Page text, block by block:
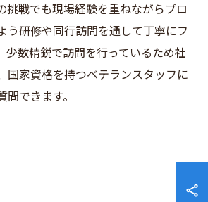
挑戦でも現場経験を重ねながらプロ
う研修や同行訪問を通して丁寧にフ
少数精鋭で訪問を行っているため社
国家資格を持つベテランスタッフに
できます。